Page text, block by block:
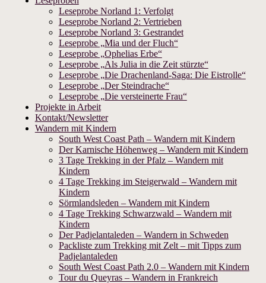
Leseprobe Norland 1: Verfolgt
Leseprobe Norland 2: Vertrieben
Leseprobe Norland 3: Gestrandet
Leseprobe „Mia und der Fluch“
Leseprobe „Ophelias Erbe“
Leseprobe „Als Julia in die Zeit stürzte“
Leseprobe „Die Drachenland-Saga: Die Eistrolle“
Leseprobe „Der Steindrache“
Leseprobe „Die versteinerte Frau“
Projekte in Arbeit
Kontakt/Newsletter
Wandern mit Kindern
South West Coast Path – Wandern mit Kindern
Der Karnische Höhenweg – Wandern mit Kindern
3 Tage Trekking in der Pfalz – Wandern mit
Kindern
4 Tage Trekking im Steigerwald – Wandern mit
Kindern
Sörmlandsleden – Wandern mit Kindern
4 Tage Trekking Schwarzwald – Wandern mit
Kindern
Der Padjelantaleden – Wandern in Schweden
Packliste zum Trekking mit Zelt – mit Tipps zum
Padjelantaleden
South West Coast Path 2.0 – Wandern mit Kindern
Tour du Queyras – Wandern in Frankreich